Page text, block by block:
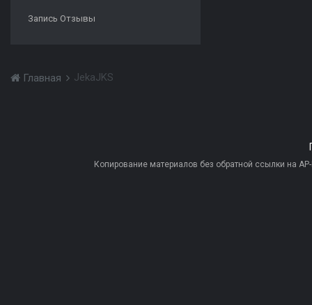
Запись Отзывы
Главная JekaJKS
Копирование материалов без обратной ссылки на